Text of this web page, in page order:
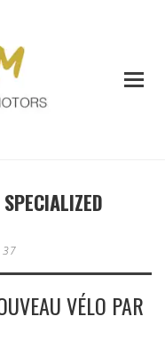
VÉLO PAR